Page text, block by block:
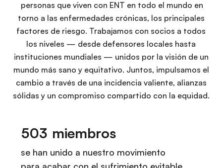
personas que viven con ENT en todo el mundo en
torno a las enfermedades crónicas, los principales
factores de riesgo. Trabajamos con socios a todos
los niveles — desde defensores locales hasta
instituciones mundiales — unidos por la visión de un
mundo más sano y equitativo. Juntos, impulsamos el
cambio a través de una incidencia valiente, alianzas
sólidas y un compromiso compartido con la equidad.